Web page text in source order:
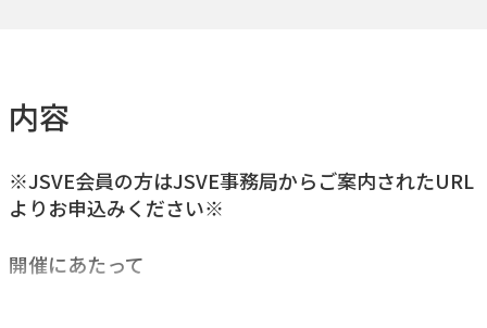
内容
※JSVE会員の方はJSVE事務局からご案内されたURL
よりお申込みください※
開催にあたって